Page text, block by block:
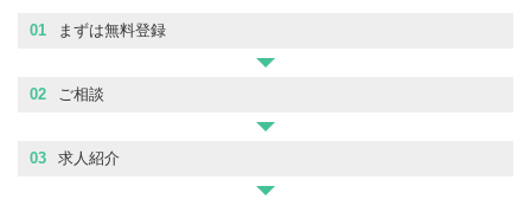
01 まずは無料登録
02 ご相談
03 求人紹介